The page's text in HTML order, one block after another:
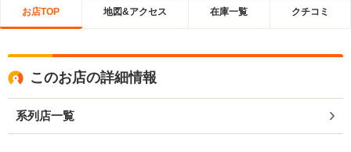
お店TOP 地図&アクセス 在庫一覧 クチコミ
このお店の詳細情報
系列店一覧